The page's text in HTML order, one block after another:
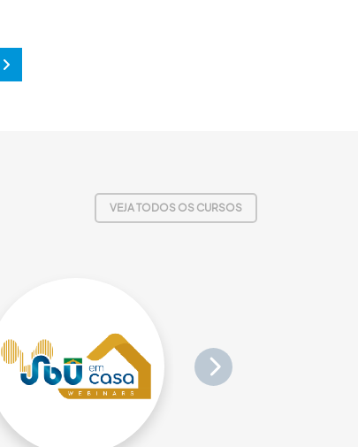
Próxima
VEJA TODOS OS CURSOS